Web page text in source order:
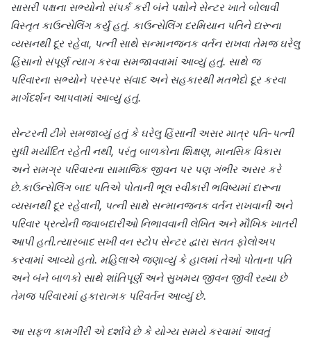
સાસરી પક્ષના સભ્યોનો સંપર્ક કરી બંને પક્ષોને સેન્ટર ખાતે બોલાવી
વિસ્તૃત કાઉન્સેલિંગ કર્યું હતું. કાઉન્સેલિંગ દરમિયાન પતિને દારૂના
વ્યસનથી દૂર રહેવા, પત્ની સાથે સન્માનજનક વર્તન રાખવા તેમજ ઘરેલુ
હિંસાનો સંપૂર્ણ ત્યાગ કરવા સમજાવવામાં આવ્યું હતું. સાથે જ
પરિવારના સભ્યોને પરસ્પર સંવાદ અને સહકારથી મતભેદો દૂર કરવા
માર્ગદર્શન આપવામાં આવ્યું હતું.
સેન્ટરની ટીમે સમજાવ્યું હતું કે ઘરેલુ હિંસાની અસર માત્ર પતિ-પત્ની
સુધી મર્યાદિત રહેતી નથી, પરંતુ બાળકોના શિક્ષણ, માનસિક વિકાસ
અને સમગ્ર પરિવારના સામાજિક જીવન પર પણ ગંભીર અસર કરે
છે.કાઉન્સેલિંગ બાદ પતિએ પોતાની ભૂલ સ્વીકારી ભવિષ્યમાં દારૂના
વ્યસનથી દૂર રહેવાની, પત્ની સાથે સન્માનજનક વર્તન રાખવાની અને
પરિવાર પ્રત્યેની જવાબદારીઓ નિભાવવાની લેખિત અને મૌખિક ખાતરી
આપી હતી.ત્યારબાદ સખી વન સ્ટોપ સેન્ટર દ્વારા સતત ફોલોઅપ
કરવામાં આવ્યો હતો. મહિલાએ જણાવ્યું કે હાલમાં તેઓ પોતાના પતિ
અને બંને બાળકો સાથે શાંતિપૂર્ણ અને સુખમય જીવન જીવી રહ્યા છે
તેમજ પરિવારમાં હકારાત્મક પરિવર્તન આવ્યું છે.
આ સફળ કામગીરી એ દર્શાવે છે કે યોગ્ય સમયે કરવામાં આવતું